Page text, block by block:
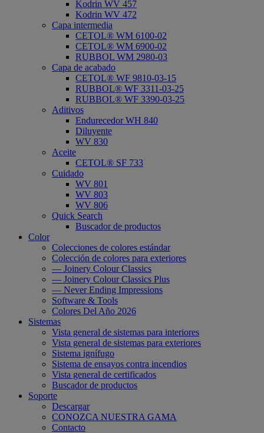
Kodrin WV 457
Kodrin WV 472
Capa intermedia
CETOL® WM 6100-02
CETOL® WM 6900-02
RUBBOL WM 2980-03
Capa de acabado
CETOL® WF 9810-03-15
RUBBOL® WF 3311-03-25
RUBBOL® WF 3390-03-25
Aditivos
Endurecedor WH 840
Diluyente
WV 830
Aceite
CETOL® SF 733
Cuidado
WV 801
WV 803
WV 806
Quick Search
Buscador de productos
Color
Colecciones de colores estándar
Colección de colores para exteriores
— Joinery Colour Classics
— Joinery Colour Classics Plus
— Never Ending Impressions
Software & Tools
Colores Del Año 2026
Sistemas
Vista general de sistemas para interiores
Vista general de sistemas para exteriores
Sistema ignífugo
Sistema de ensayos contra incendios
Vista general de certificados
Buscador de productos
Soporte
Descargar
CONOZCA NUESTRA GAMA
Contacto